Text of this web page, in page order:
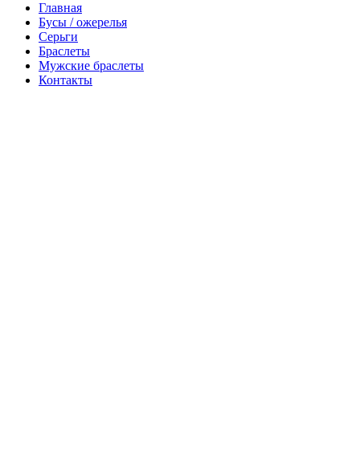
Главная
Бусы / ожерелья
Серьги
Браслеты
Мужские браслеты
Контакты